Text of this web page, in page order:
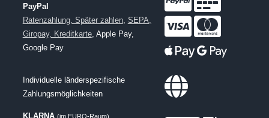
PayPal
Ratenzahlung, Später zahlen, SEPA,
Giropay, Kreditkarte, Apple Pay,
Google Pay
Individuelle länderspezifische
Zahlungsmöglichkeiten
KLARNA (im EURO-Raum)